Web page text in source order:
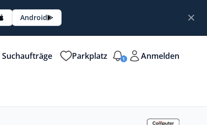
Android
Suchaufträge Parkplatz 1 Anmelden